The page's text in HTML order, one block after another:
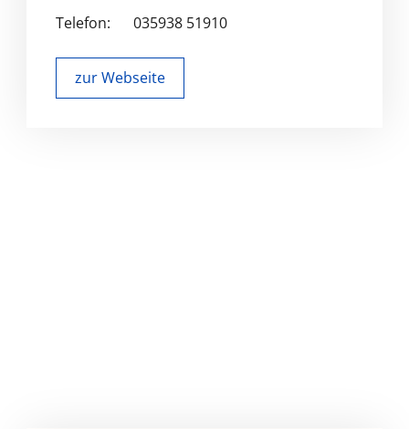
Telefon: 035938 51910
zur Webseite